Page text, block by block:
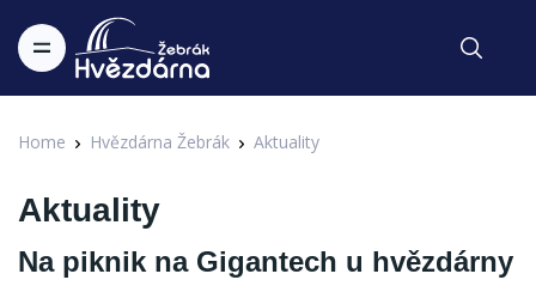
Home Hvězdárna Žebrák Aktuality
Aktuality
Na piknik na Gigantech u hvězdárny